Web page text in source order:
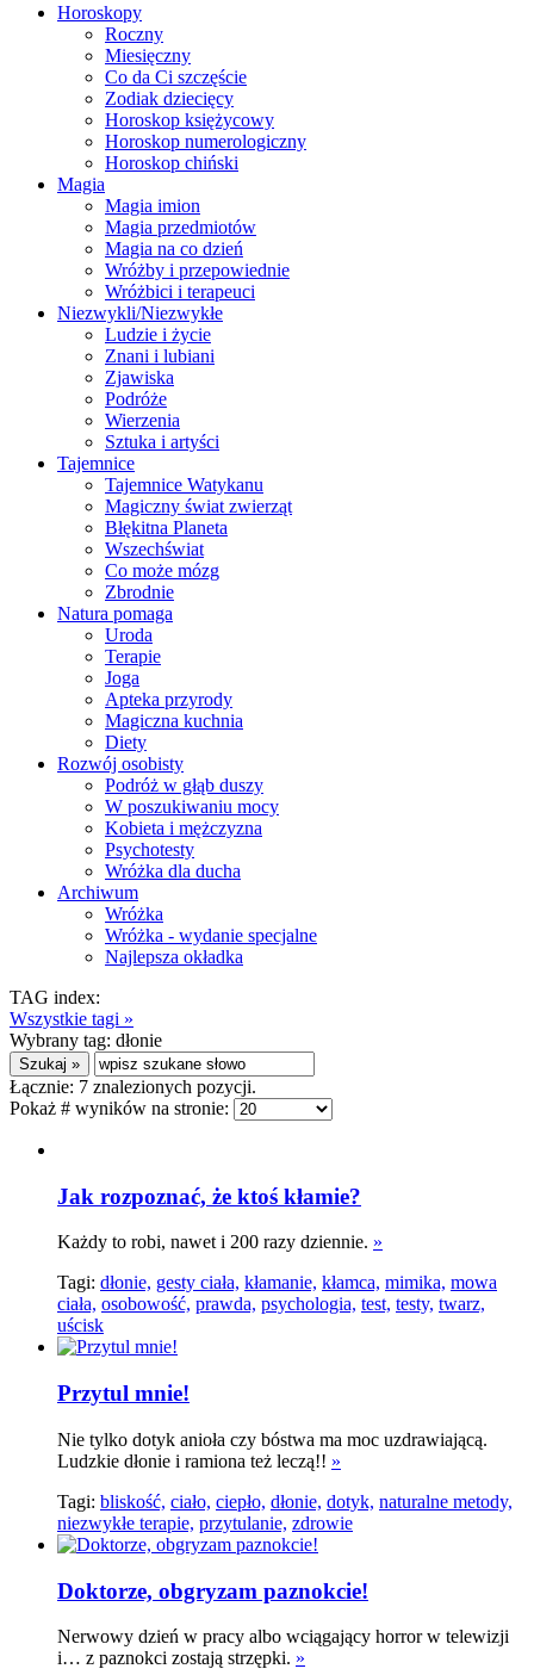
Horoskopy
Roczny
Miesięczny
Co da Ci szczęście
Zodiak dziecięcy
Horoskop księżycowy
Horoskop numerologiczny
Horoskop chiński
Magia
Magia imion
Magia przedmiotów
Magia na co dzień
Wróżby i przepowiednie
Wróżbici i terapeuci
Niezwykli/Niezwykłe
Ludzie i życie
Znani i lubiani
Zjawiska
Podróże
Wierzenia
Sztuka i artyści
Tajemnice
Tajemnice Watykanu
Magiczny świat zwierząt
Błękitna Planeta
Wszechświat
Co może mózg
Zbrodnie
Natura pomaga
Uroda
Terapie
Joga
Apteka przyrody
Magiczna kuchnia
Diety
Rozwój osobisty
Podróż w głąb duszy
W poszukiwaniu mocy
Kobieta i mężczyzna
Psychotesty
Wróżka dla ducha
Archiwum
Wróżka
Wróżka - wydanie specjalne
Najlepsza okładka
TAG index:
Wszystkie tagi »
Wybrany tag: dłonie
Łącznie: 7 znalezionych pozycji.
Pokaż # wyników na stronie:
Jak rozpoznać, że ktoś kłamie?
Każdy to robi, nawet i 200 razy dziennie. »
Tagi: dłonie, gesty ciała, kłamanie, kłamca, mimika, mowa
ciała, osobowość, prawda, psychologia, test, testy, twarz,
uścisk
Przytul mnie!
Nie tylko dotyk anioła czy bóstwa ma moc uzdrawiającą.
Ludzkie dłonie i ramiona też leczą!! »
Tagi: bliskość, ciało, ciepło, dłonie, dotyk, naturalne metody,
niezwykłe terapie, przytulanie, zdrowie
Doktorze, obgryzam paznokcie!
Nerwowy dzień w pracy albo wciągający horror w telewizji
i… z paznokci zostają strzępki. »